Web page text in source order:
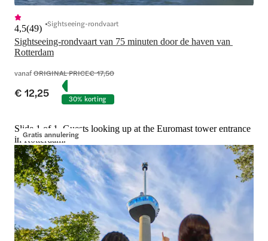
Sightseeing-rondvaart van 75 minuten door de haven van
Rotterdam
4,5(49) Sightseeing-rondvaart
vanafORIGINAL PRICE€ 17,50
€ 12,25 30% korting
Gratis annulering
Slide 1 of 1, Guests looking up at the Euromast tower entrance
in Rotterdam.